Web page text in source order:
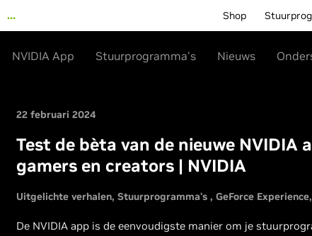
… Shop
NVIDIA App Stuurprogramma's Nieuws
22 februari 2024
Test de bèta van de nieuwe
gamers en creators | NVIDIA
Uitgelichte verhalen Stuurprogramma's GeForce Experience
De NVIDIA app is de eenvoudigste manier om je